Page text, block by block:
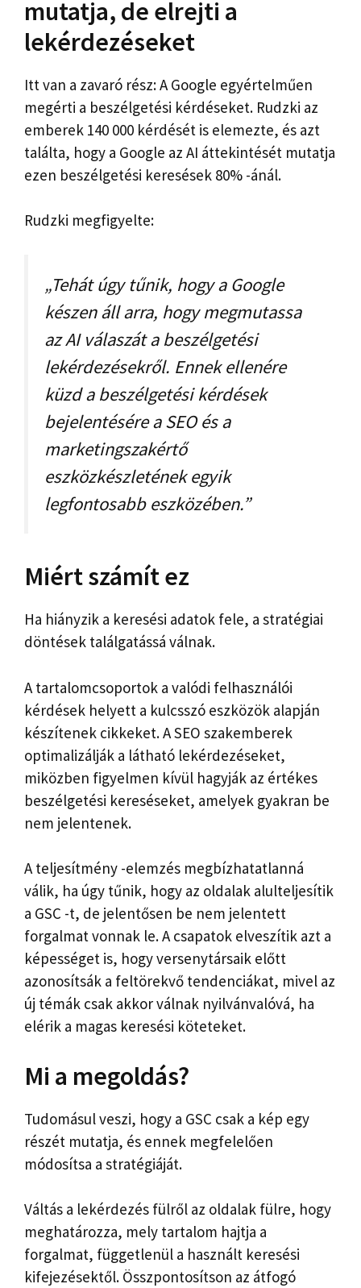
mutatja, de elrejti a
lekérdezéseket
Itt van a zavaró rész: A Google egyértelműen
megérti a beszélgetési kérdéseket. Rudzki az
emberek 140 000 kérdését is elemezte, és azt
találta, hogy a Google az AI áttekintését mutatja
ezen beszélgetési keresések 80% -ánál.
Rudzki megfigyelte:
„Tehát úgy tűnik, hogy a Google
készen áll arra, hogy megmutassa
az AI válaszát a beszélgetési
lekérdezésekről. Ennek ellenére
küzd a beszélgetési kérdések
bejelentésére a SEO és a
marketingszakértő
eszközkészletének egyik
legfontosabb eszközében.”
Miért számít ez
Ha hiányzik a keresési adatok fele, a stratégiai
döntések találgatássá válnak.
A tartalomcsoportok a valódi felhasználói
kérdések helyett a kulcsszó eszközök alapján
készítenek cikkeket. A SEO szakemberek
optimalizálják a látható lekérdezéseket,
miközben figyelmen kívül hagyják az értékes
beszélgetési kereséseket, amelyek gyakran be
nem jelentenek.
A teljesítmény -elemzés megbízhatatlanná
válik, ha úgy tűnik, hogy az oldalak alulteljesítik
a GSC -t, de jelentősen be nem jelentett
forgalmat vonnak le. A csapatok elveszítik azt a
képességet is, hogy versenytársaik előtt
azonosítsák a feltörekvő tendenciákat, mivel az
új témák csak akkor válnak nyilvánvalóvá, ha
elérik a magas keresési köteteket.
Mi a megoldás?
Tudomásul veszi, hogy a GSC csak a kép egy
részét mutatja, és ennek megfelelően
módosítsa a stratégiáját.
Váltás a lekérdezés fülről az oldalak fülre, hogy
meghatározza, mely tartalom hajtja a
forgalmat, függetlenül a használt keresési
kifejezésektől. Összpontosítson az átfogó